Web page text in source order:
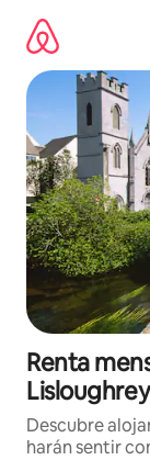
contenido
Renta
Lisloughrey
Descubre
harán sentir